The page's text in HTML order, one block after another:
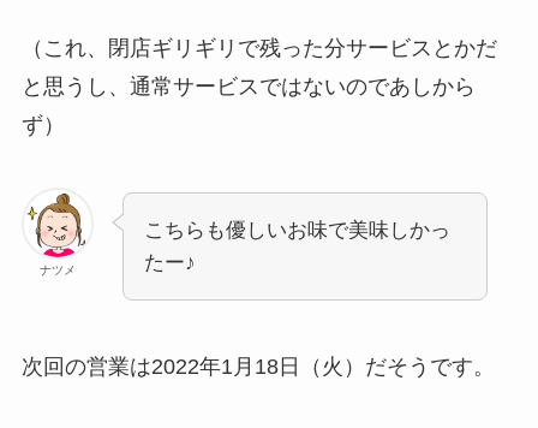
（これ、閉店ギリギリで残った分サービスとかだ
と思うし、通常サービスではないのであしから
ず）
ナツメ
こちらも優しいお味で美味しかっ
たー♪
次回の営業は2022年1月18日（火）だそうです。